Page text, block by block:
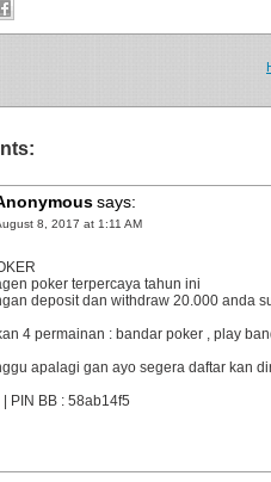
says:
8, 2017 at 1:11 AM
poker terpercaya tahun ini
deposit dan withdraw 20.000 anda
4 permainan : bandar poker , play
apalagi gan ayo segera daftar kan
PIN BB : 58ab14f5